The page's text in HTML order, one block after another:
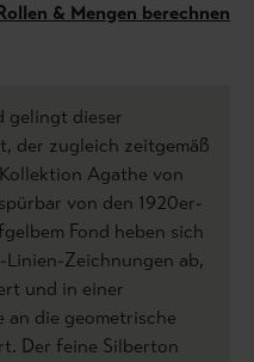
Rollen & Mengen berechnen
gelingt dieser
der zugleich zeitgemäß
Agathe von
von den 1920er-
Fond heben sich
Zeichnungen ab,
und in einer
an die geometrische
Der feine Silberton